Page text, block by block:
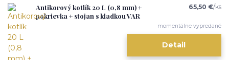
Antikorový kotlík 20 L (0,8 mm) +
pokrievka + stojan s kladkou VAR
65,50 €/ks
momentálne vypredané
Detail